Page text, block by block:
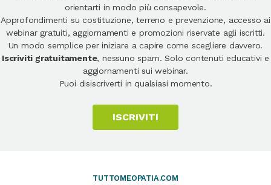
orientarti in modo più consapevole.
Approfondimenti su costituzione, terreno e prevenzione, accesso ai
webinar gratuiti, aggiornamenti e promozioni riservate agli iscritti.
Un modo semplice per iniziare a capire come scegliere davvero.
Iscriviti gratuitamente, nessuno spam. Solo contenuti educativi e
aggiornamenti sui webinar.
Puoi disiscriverti in qualsiasi momento.
ISCRIVITI
TUTTOMEOPATIA.COM